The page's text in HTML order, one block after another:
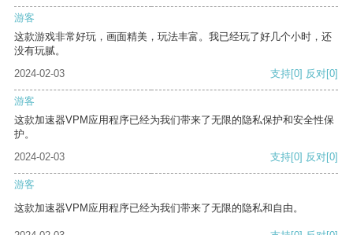
游客
这款游戏非常好玩，画面精美，玩法丰富。我已经玩了好几个小时，还
没有玩腻。
2024-02-03
支持[0] 反对[0]
游客
这款加速器VPM应用程序已经为我们带来了无限的隐私保护和安全性保
护。
2024-02-03
支持[0] 反对[0]
游客
这款加速器VPM应用程序已经为我们带来了无限的隐私和自由。